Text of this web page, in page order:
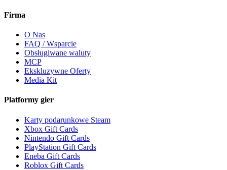
Firma
O Nas
FAQ / Wsparcie
Obsługiwane waluty
MCP
Ekskluzywne Oferty
Media Kit
Platformy gier
Karty podarunkowe Steam
Xbox Gift Cards
Nintendo Gift Cards
PlayStation Gift Cards
Eneba Gift Cards
Roblox Gift Cards